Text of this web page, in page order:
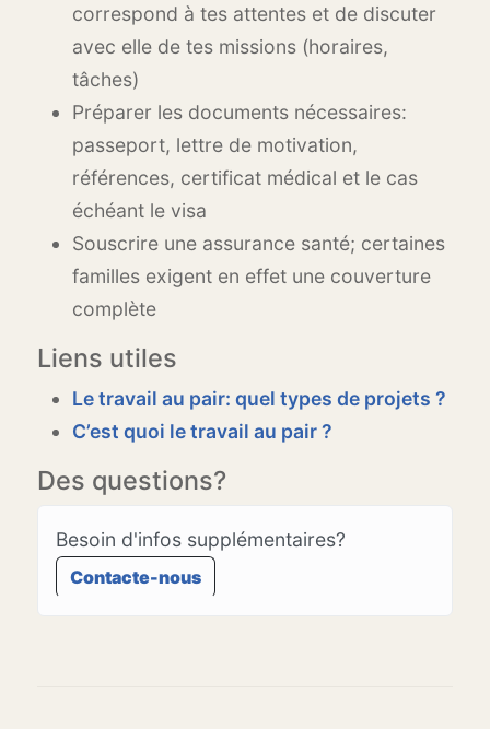
correspond à tes attentes et de discuter
avec elle de tes missions (horaires,
tâches)
Préparer les documents nécessaires:
passeport, lettre de motivation,
références, certificat médical et le cas
échéant le visa
Souscrire une assurance santé; certaines
familles exigent en effet une couverture
complète
Liens utiles
Le travail au pair: quel types de projets ?
C’est quoi le travail au pair ?
Des questions?
Besoin d'infos supplémentaires?
Contacte-nous